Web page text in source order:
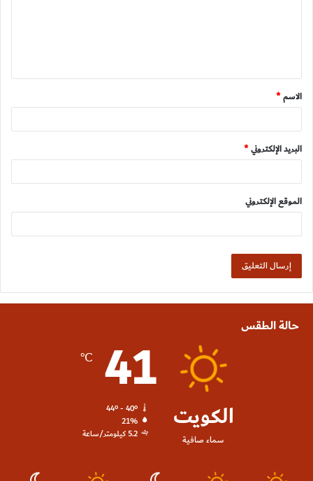
ق
*
الاسم*
البريد الإلكتروني*
الموقع الإلكتروني
حالة الطقس
الكويت
سماء صافية
41
℃
44º - 40º
21%
5.2 كيلومتر/ساعة